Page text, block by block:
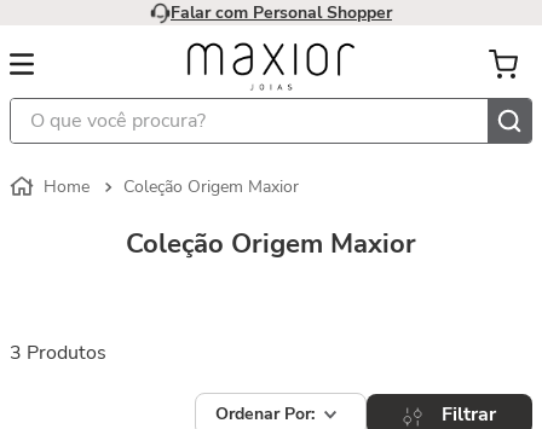
Falar com Personal Shopper
O que você procura?
Coleção Origem Maxior
Coleção Origem Maxior
3 Produtos
Filtrar